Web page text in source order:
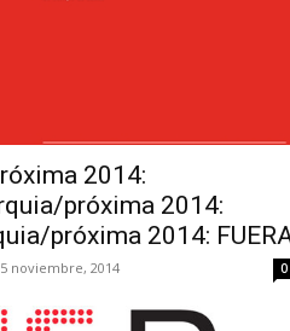
2014:
próxima 2014:
próxima 2014:
noviembre, 2014 0